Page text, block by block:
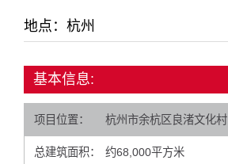
地点：杭州
基本信息:
项目位置： 杭州市余杭区良渚文化村
总建筑面积： 约68,000平方米